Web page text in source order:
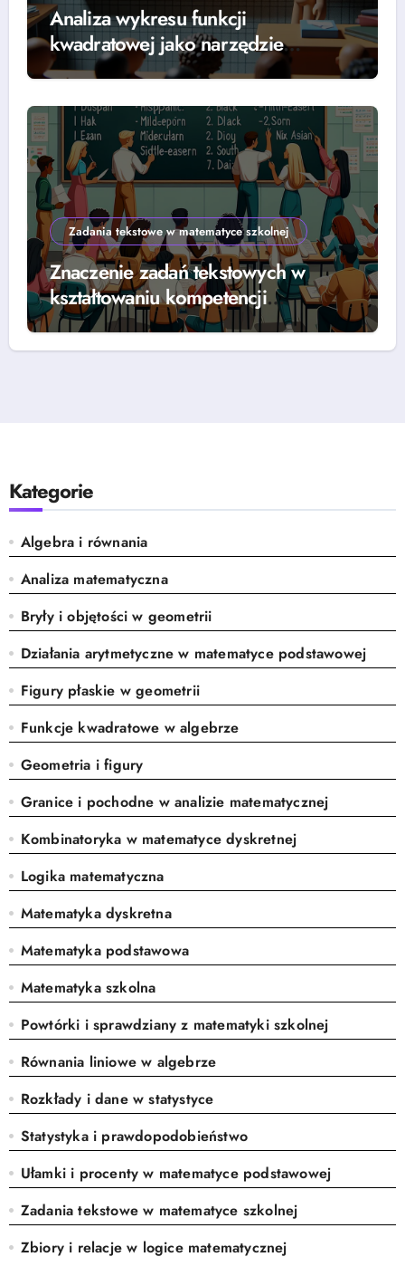
Analiza wykresu funkcji
kwadratowej jako narzędzie
rozwiązywania równań
Zadania tekstowe w matematyce szkolnej
Znaczenie zadań tekstowych w
kształtowaniu kompetencji
matematycznych w edukacji szkolnej
Kategorie
Algebra i równania
Analiza matematyczna
Bryły i objętości w geometrii
Działania arytmetyczne w matematyce podstawowej
Figury płaskie w geometrii
Funkcje kwadratowe w algebrze
Geometria i figury
Granice i pochodne w analizie matematycznej
Kombinatoryka w matematyce dyskretnej
Logika matematyczna
Matematyka dyskretna
Matematyka podstawowa
Matematyka szkolna
Powtórki i sprawdziany z matematyki szkolnej
Równania liniowe w algebrze
Rozkłady i dane w statystyce
Statystyka i prawdopodobieństwo
Ułamki i procenty w matematyce podstawowej
Zadania tekstowe w matematyce szkolnej
Zbiory i relacje w logice matematycznej